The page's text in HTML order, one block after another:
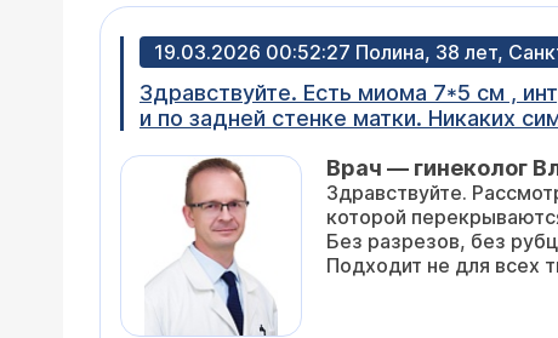
19.03.2026 00:52:27 Полина, 38 лет,
Здравствуйте. Есть миома 7*5 см ,
и по задней стенке матки. Никаких
уменьшить её медикаментозно, а
опасном месте , а хирург ещё
стенку. восстанавливаться год.
медикаментозное уменьшение -
Прошу вашего мнения по поводу
2 года в норме (кровь,
Врач — гинеколог
Здравствуйте.
которой
Без разрезов, без
Подходит не для всех